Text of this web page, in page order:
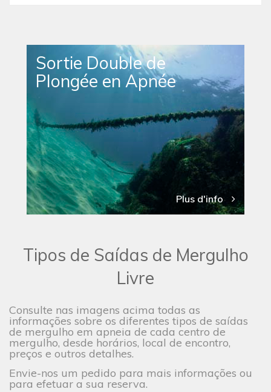
Sortie Double de
Plongée en Apnée
Plus d'info
Tipos de Saídas de Mergulho
Livre
Consulte nas imagens acima todas as
informações sobre os diferentes tipos de saídas
de mergulho em apneia de cada centro de
mergulho, desde horários, local de encontro,
preços e outros detalhes.
Envie-nos um pedido para mais informações ou
para efetuar a sua reserva.